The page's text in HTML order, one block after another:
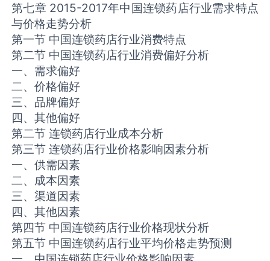
第七章 2015-2017年中国连锁药店行业需求特点
与价格走势分析
第一节 中国连锁药店行业消费特点
第二节 中国连锁药店行业消费偏好分析
一、需求偏好
二、价格偏好
三、品牌偏好
四、其他偏好
第二节 连锁药店行业成本分析
第三节 连锁药店行业价格影响因素分析
一、供需因素
二、成本因素
三、渠道因素
四、其他因素
第四节 中国连锁药店行业价格现状分析
第五节 中国连锁药店行业平均价格走势预测